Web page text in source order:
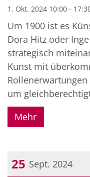
1. Okt. 2024 10:00 -
Um 1900 ist es
Dora Hitz oder
strategisch
Kunst mit
um
Mehr
25 Sept. 2024